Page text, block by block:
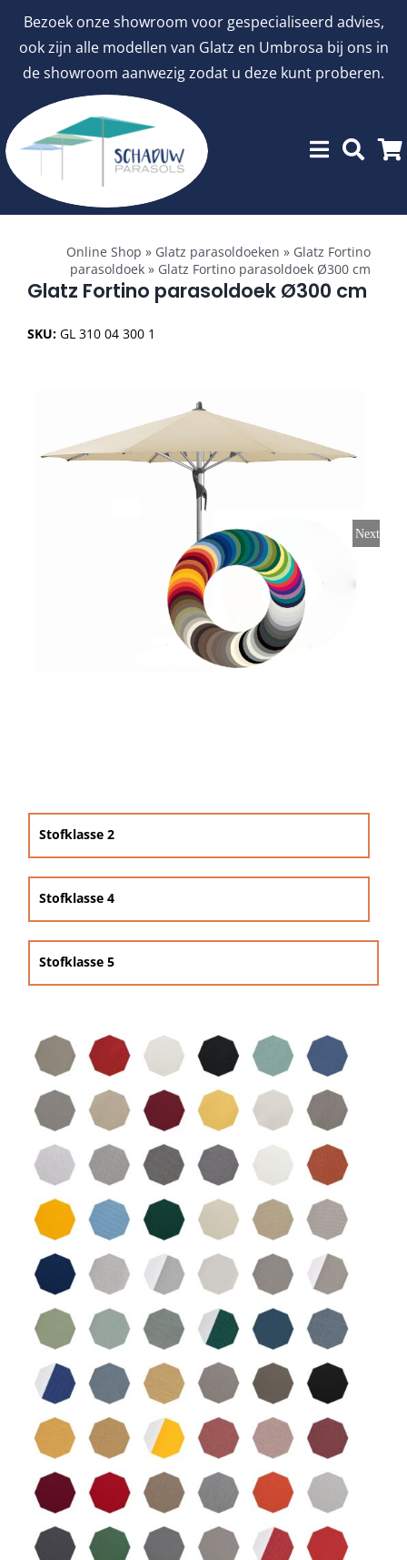
Bezoek onze showroom voor gespecialiseerd advies,
ook zijn alle modellen van Glatz en Umbrosa bij ons in
de showroom aanwezig zodat u deze kunt proberen.
inhoud
Toggle
aanbiedingen
Horeca parasols
Beschermhoezen
Glatz Vita Collectie
Glatz stofstalen collectie Sampleboeken
Umbrosa en Paraflex parasoldoeken
Onze merken
Online Shop » Glatz parasoldoeken » Glatz Fortino
parasoldoek » Glatz Fortino parasoldoek Ø300 cm
Glatz Fortino parasoldoek Ø300 cm
SKU: GL 310 04 300 1
Next
Stofklasse 2
Stofklasse 4
Stofklasse 5